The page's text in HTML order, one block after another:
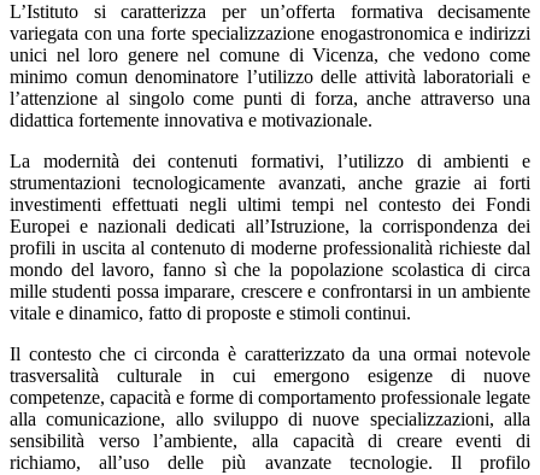
L’Istituto si caratterizza per un’offerta formativa decisamente
variegata con una forte specializzazione enogastronomica e indirizzi
unici nel loro genere nel comune di Vicenza, che vedono come
minimo comun denominatore l’utilizzo delle attività laboratoriali e
l’attenzione al singolo come punti di forza, anche attraverso una
didattica fortemente innovativa e motivazionale.
La modernità dei contenuti formativi, l’utilizzo di ambienti e
strumentazioni tecnologicamente avanzati, anche grazie ai forti
investimenti effettuati negli ultimi tempi nel contesto dei Fondi
Europei e nazionali dedicati all’Istruzione, la corrispondenza dei
profili in uscita al contenuto di moderne professionalità richieste dal
mondo del lavoro, fanno sì che la popolazione scolastica di circa
mille studenti possa imparare, crescere e confrontarsi in un ambiente
vitale e dinamico, fatto di proposte e stimoli continui.
Il contesto che ci circonda è caratterizzato da una ormai notevole
trasversalità culturale in cui emergono esigenze di nuove
competenze, capacità e forme di comportamento professionale legate
alla comunicazione, allo sviluppo di nuove specializzazioni, alla
sensibilità verso l’ambiente, alla capacità di creare eventi di
richiamo, all’uso delle più avanzate tecnologie. Il profilo